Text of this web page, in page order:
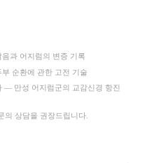
과 어지럼의 변증 기록
순환에 관한 고전 기술
— 만성 어지럼군의 교감신경 항진
의 상담을 권장드립니다.